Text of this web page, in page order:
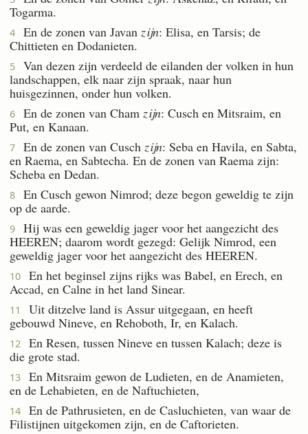
Togarma.
4 En de zonen van Javan zijn: Elisa, en Tarsis; de
Chittieten en Dodanieten.
5
Van dezen zijn verdeeld de eilanden der volken in hun
landschappen, elk naar zijn spraak, naar hun
huisgezinnen, onder hun volken.
6 En de zonen van Cham zijn: Cusch en Mitsraim, en
Put, en Kanaan.
7 En de zonen van Cusch zijn: Seba en Havila, en Sabta,
en Raema, en Sabtecha. En de zonen van Raema zijn:
Scheba en Dedan.
8
En Cusch gewon Nimrod; deze begon geweldig te zijn
op de aarde.
9
Hij was een geweldig jager voor het aangezicht des
HEEREN; daarom wordt gezegd: Gelijk Nimrod, een
geweldig jager voor het aangezicht des HEEREN.
10
En het beginsel zijns rijks was Babel, en Erech, en
Accad, en Calne in het land Sinear.
11
Uit ditzelve land is Assur uitgegaan, en heeft
gebouwd Nineve, en Rehoboth, Ir, en Kalach.
12
En Resen, tussen Nineve en tussen Kalach; deze is
die grote stad.
13
En Mitsraim gewon de Ludieten, en de Anamieten,
en de Lehabieten, en de Naftuchieten,
14
En de Pathrusieten, en de Casluchieten, van waar de
Filistijnen uitgekomen zijn, en de Caftorieten.